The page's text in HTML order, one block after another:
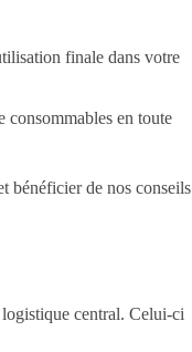
finale dans votre
consommables en toute
bénéficier de nos conseils
logistique central. Celui-ci